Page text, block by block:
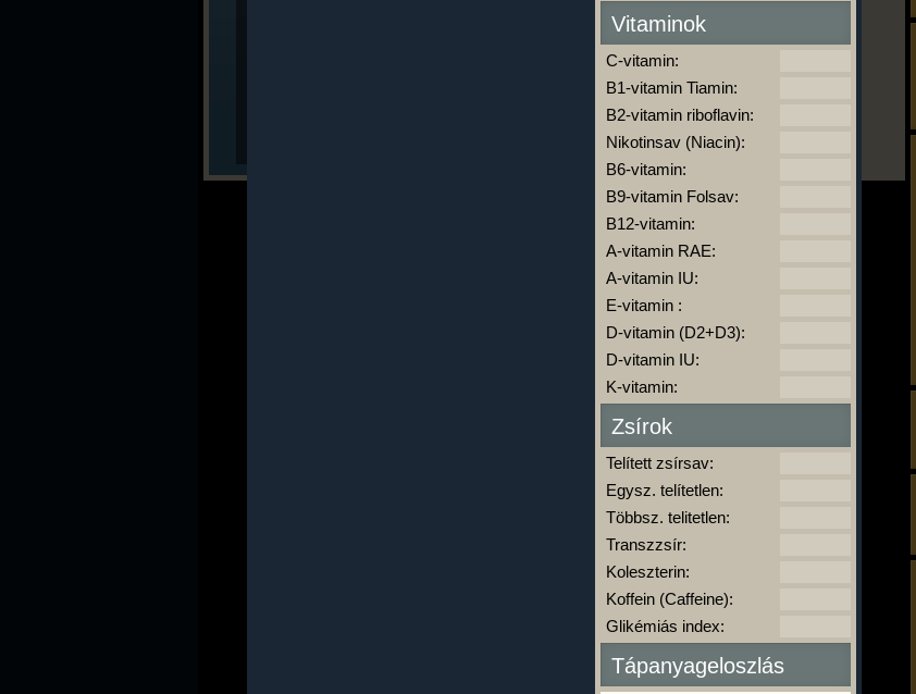
Vitaminok
C-vitamin:
B1-vitamin Tiamin:
B2-vitamin riboflavin:
Nikotinsav (Niacin):
B6-vitamin:
B9-vitamin Folsav:
B12-vitamin:
A-vitamin RAE:
A-vitamin IU:
E-vitamin :
D-vitamin (D2+D3):
D-vitamin IU:
K-vitamin:
Zsírok
Telített zsírsav:
Egysz. telítetlen:
Többsz. telitetlen:
Transzzsír:
Koleszterin:
Koffein (Caffeine):
Glikémiás index:
Tápanyageloszlás